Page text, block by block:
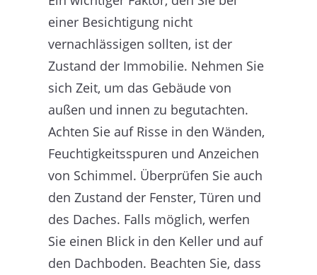
einer Besichtigung nicht
vernachlässigen sollten, ist der
Zustand der Immobilie. Nehmen Sie
sich Zeit, um das Gebäude von
außen und innen zu begutachten.
Achten Sie auf Risse in den Wänden,
Feuchtigkeitsspuren und Anzeichen
von Schimmel. Überprüfen Sie auch
den Zustand der Fenster, Türen und
des Daches. Falls möglich, werfen
Sie einen Blick in den Keller und auf
den Dachboden. Beachten Sie, dass